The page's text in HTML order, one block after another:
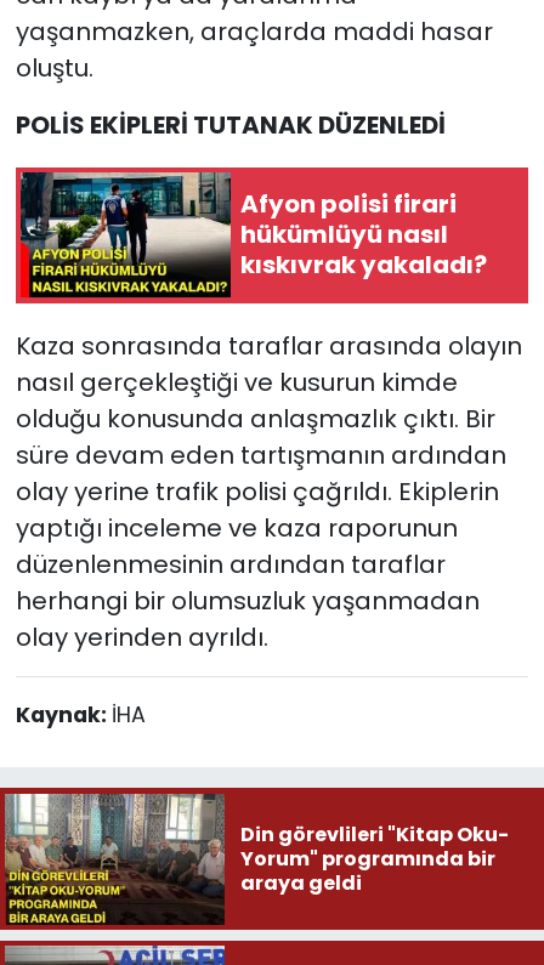
yaşanmazken, araçlarda maddi hasar
oluştu.
POLİS EKİPLERİ TUTANAK DÜZENLEDİ
Afyon polisi firari
hükümlüyü nasıl
kıskıvrak yakaladı?
Kaza sonrasında taraflar arasında olayın
nasıl gerçekleştiği ve kusurun kimde
olduğu konusunda anlaşmazlık çıktı. Bir
süre devam eden tartışmanın ardından
olay yerine trafik polisi çağrıldı. Ekiplerin
yaptığı inceleme ve kaza raporunun
düzenlenmesinin ardından taraflar
herhangi bir olumsuzluk yaşanmadan
olay yerinden ayrıldı.
Kaynak: İHA
Din görevlileri "Kitap Oku-
Yorum" programında bir
araya geldi